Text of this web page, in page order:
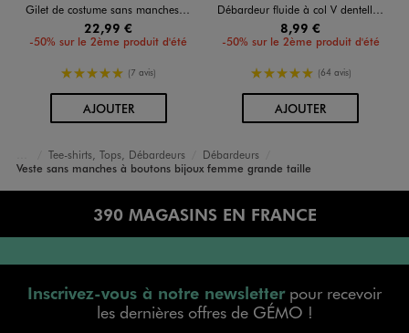
Gilet de costume sans manches en maille milano à boutons dorés femme grande taille
22,99 €
-50% sur le 2ème produit d'été
5/5 de moyenne
(7 avis)
AJOUTERAU PANIER
Débardeur fluide à col V dentelle femme grande taille
8,99 €
-50% sur le 2ème produit d'été
5/5 de moyenne
(64 avis)
AJOUTERAU PANIER
Accueil
Femme
Vêtements
Tee-shirts, Tops, Débardeurs
Débardeurs
Veste sans manches à boutons bijoux femme grande taille
390 MAGASINS EN FRANCE
Inscrivez-vous à notre newsletterpour recevoir
les dernières offres de GÉMO !